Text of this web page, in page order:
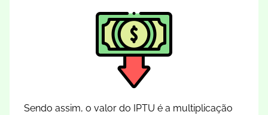
Sendo assim, o valor do IPTU é a multiplicação